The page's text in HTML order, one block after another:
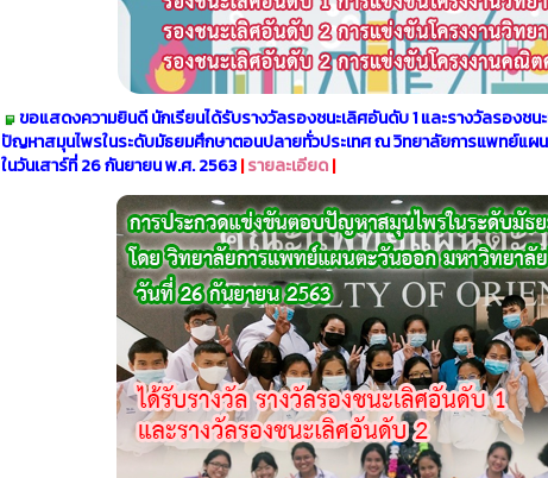
ขอแสดงความยินดี นักเรียนได้รับรางวัลรองชนะเลิศอันดับ 1 และรางวัลรองช
ปัญหาสมุนไพรในระดับมัธยมศึกษาตอนปลายทั่วประเทศ ณ วิทยาลัยการแพทย์แผ
ในวันเสาร์ที่ 26 กันยายน พ.ศ. 2563|รายละเอียด|